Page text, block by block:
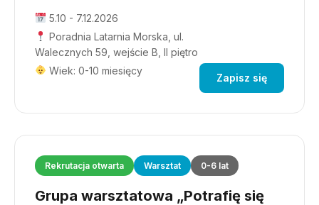
5.10 - 7.12.2026
Poradnia Latarnia Morska, ul.
Walecznych 59, wejście B, II piętro
Wiek: 0-10 miesięcy
Zapisz się
Rekrutacja otwarta Warsztat 0-6 lat
Grupa warsztatowa „Potrafię się